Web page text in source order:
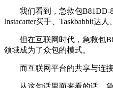
我们看到，急救包B81DD-
Instacarter买手、Taskbabbit达
但在互联网时代，急救包
领域成为了众包的模式。
而互联网平台的共享与连接
从这句话里面来看的话，急